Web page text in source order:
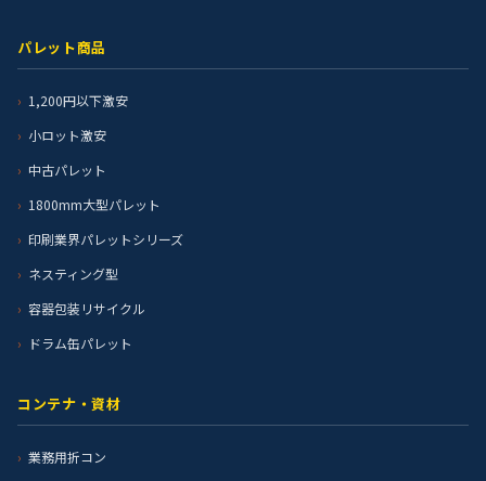
パレット商品
1,200円以下激安
小ロット激安
中古パレット
1800mm大型パレット
印刷業界パレットシリーズ
ネスティング型
容器包装リサイクル
ドラム缶パレット
コンテナ・資材
業務用折コン